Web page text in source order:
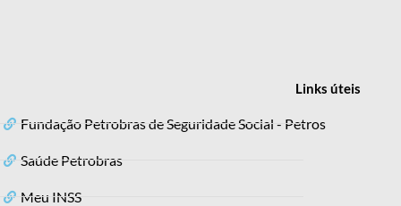
Linksúteis
Fundação Petrobras de Seguridade Social - Petros
Saúde Petrobras
Meu INSS